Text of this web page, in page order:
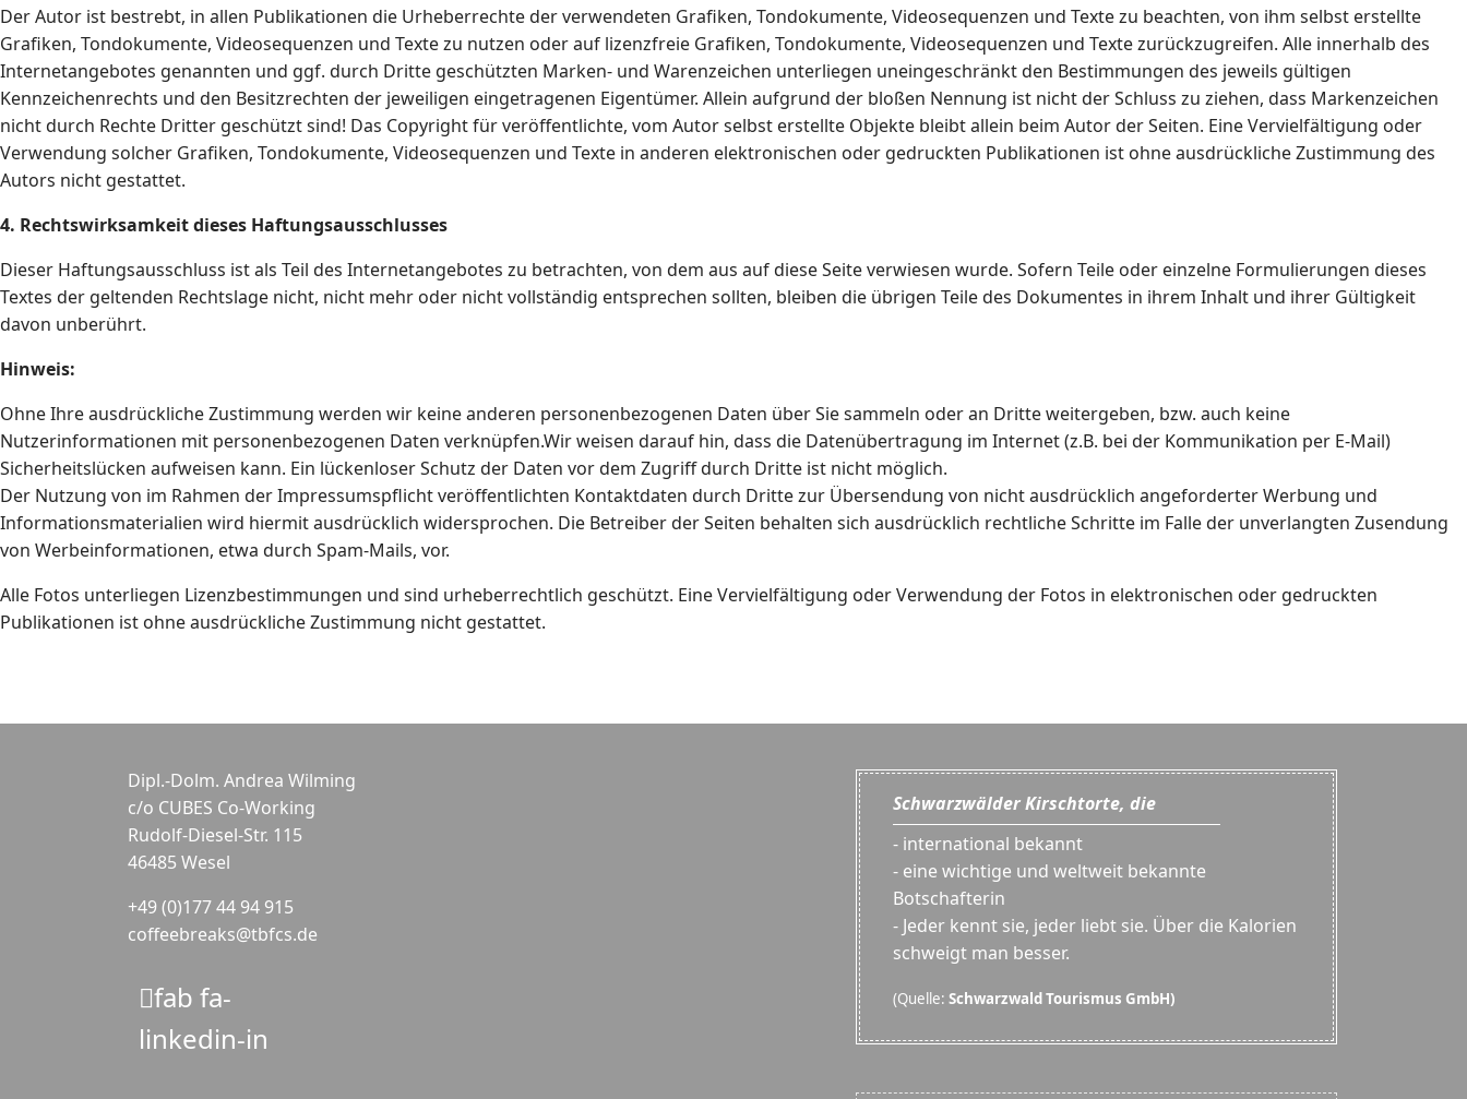
Der Autor ist bestrebt, in allen Publikationen die Urheberrechte der verwendeten Grafiken, Tondokumente, Videosequenzen und Texte zu beachten, von ihm selbst erstellte
Grafiken, Tondokumente, Videosequenzen und Texte zu nutzen oder auf lizenzfreie Grafiken, Tondokumente, Videosequenzen und Texte zurückzugreifen. Alle innerhalb des
Internetangebotes genannten und ggf. durch Dritte geschützten Marken- und Warenzeichen unterliegen uneingeschränkt den Bestimmungen des jeweils gültigen
Kennzeichenrechts und den Besitzrechten der jeweiligen eingetragenen Eigentümer. Allein aufgrund der bloßen Nennung ist nicht der Schluss zu ziehen, dass Markenzeichen
nicht durch Rechte Dritter geschützt sind! Das Copyright für veröffentlichte, vom Autor selbst erstellte Objekte bleibt allein beim Autor der Seiten. Eine Vervielfältigung oder
Verwendung solcher Grafiken, Tondokumente, Videosequenzen und Texte in anderen elektronischen oder gedruckten Publikationen ist ohne ausdrückliche Zustimmung des
Autors nicht gestattet.
4. Rechtswirksamkeit dieses Haftungsausschlusses
Dieser Haftungsausschluss ist als Teil des Internetangebotes zu betrachten, von dem aus auf diese Seite verwiesen wurde. Sofern Teile oder einzelne Formulierungen dieses
Textes der geltenden Rechtslage nicht, nicht mehr oder nicht vollständig entsprechen sollten, bleiben die übrigen Teile des Dokumentes in ihrem Inhalt und ihrer Gültigkeit
davon unberührt.
Hinweis:
Ohne Ihre ausdrückliche Zustimmung werden wir keine anderen personenbezogenen Daten über Sie sammeln oder an Dritte weitergeben, bzw. auch keine
Nutzerinformationen mit personenbezogenen Daten verknüpfen.Wir weisen darauf hin, dass die Datenübertragung im Internet (z.B. bei der Kommunikation per E-Mail)
Sicherheitslücken aufweisen kann. Ein lückenloser Schutz der Daten vor dem Zugriff durch Dritte ist nicht möglich.
Der Nutzung von im Rahmen der Impressumspflicht veröffentlichten Kontaktdaten durch Dritte zur Übersendung von nicht ausdrücklich angeforderter Werbung und
Informationsmaterialien wird hiermit ausdrücklich widersprochen. Die Betreiber der Seiten behalten sich ausdrücklich rechtliche Schritte im Falle der unverlangten Zusendung
von Werbeinformationen, etwa durch Spam-Mails, vor.
Alle Fotos unterliegen Lizenzbestimmungen und sind urheberrechtlich geschützt. Eine Vervielfältigung oder Verwendung der Fotos in elektronischen oder gedruckten
Publikationen ist ohne ausdrückliche Zustimmung nicht gestattet.
Dipl.-Dolm. Andrea Wilming
c/o CUBES Co-Working
Rudolf-Diesel-Str. 115
46485 Wesel
+49 (0)177 44 94 915
coffeebreaks@tbfcs.de
fab fa-
linkedin-in
Schwarzwälder Kirschtorte, die
- international bekannt
- eine wichtige und weltweit bekannte
Botschafterin
- Jeder kennt sie, jeder liebt sie. Über die Kalorien
schweigt man besser.
(Quelle: Schwarzwald Tourismus GmbH)